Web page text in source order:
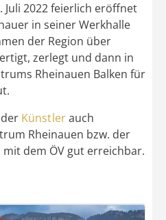
Juli 2022 feierlich eröffnet
in seiner Werkhalle
der Region über
zerlegt und dann in
Rheinauen Balken für
Künstlerauch
Rheinauen bzw. der
dem ÖV gut erreichbar.